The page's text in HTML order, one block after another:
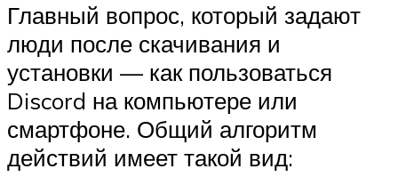
Главный вопрос, который задают
люди после скачивания и
установки — как пользоваться
Discord на компьютере или
смартфоне. Общий алгоритм
действий имеет такой вид: